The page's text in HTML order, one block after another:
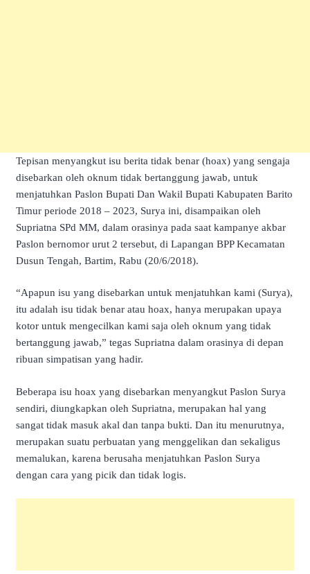
Tepisan menyangkut isu berita tidak benar (hoax) yang sengaja
disebarkan oleh oknum tidak bertanggung jawab, untuk
menjatuhkan Paslon Bupati Dan Wakil Bupati Kabupaten Barito
Timur periode 2018 – 2023, Surya ini, disampaikan oleh
Supriatna SPd MM, dalam orasinya pada saat kampanye akbar
Paslon bernomor urut 2 tersebut, di Lapangan BPP Kecamatan
Dusun Tengah, Bartim, Rabu (20/6/2018).
“Apapun isu yang disebarkan untuk menjatuhkan kami (Surya),
itu adalah isu tidak benar atau hoax, hanya merupakan upaya
kotor untuk mengecilkan kami saja oleh oknum yang tidak
bertanggung jawab,” tegas Supriatna dalam orasinya di depan
ribuan simpatisan yang hadir.
Beberapa isu hoax yang disebarkan menyangkut Paslon Surya
sendiri, diungkapkan oleh Supriatna, merupakan hal yang
sangat tidak masuk akal dan tanpa bukti. Dan itu menurutnya,
merupakan suatu perbuatan yang menggelikan dan sekaligus
memalukan, karena berusaha menjatuhkan Paslon Surya
dengan cara yang picik dan tidak logis.